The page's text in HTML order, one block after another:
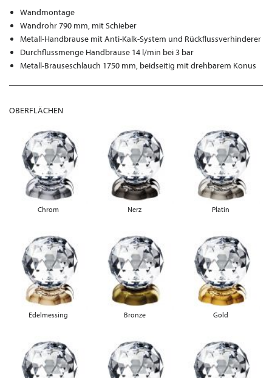
Wandmontage
Wandrohr 790 mm, mit Schieber
Metall-Handbrause mit Anti-Kalk-System und Rückflussverhinderer
Durchflussmenge Handbrause 14 l/min bei 3 bar
Metall-Brauseschlauch 1750 mm, beidseitig mit drehbarem Konus
OBERFLÄCHEN
Chrom Nerz Platin
Edelmessing Bronze Gold